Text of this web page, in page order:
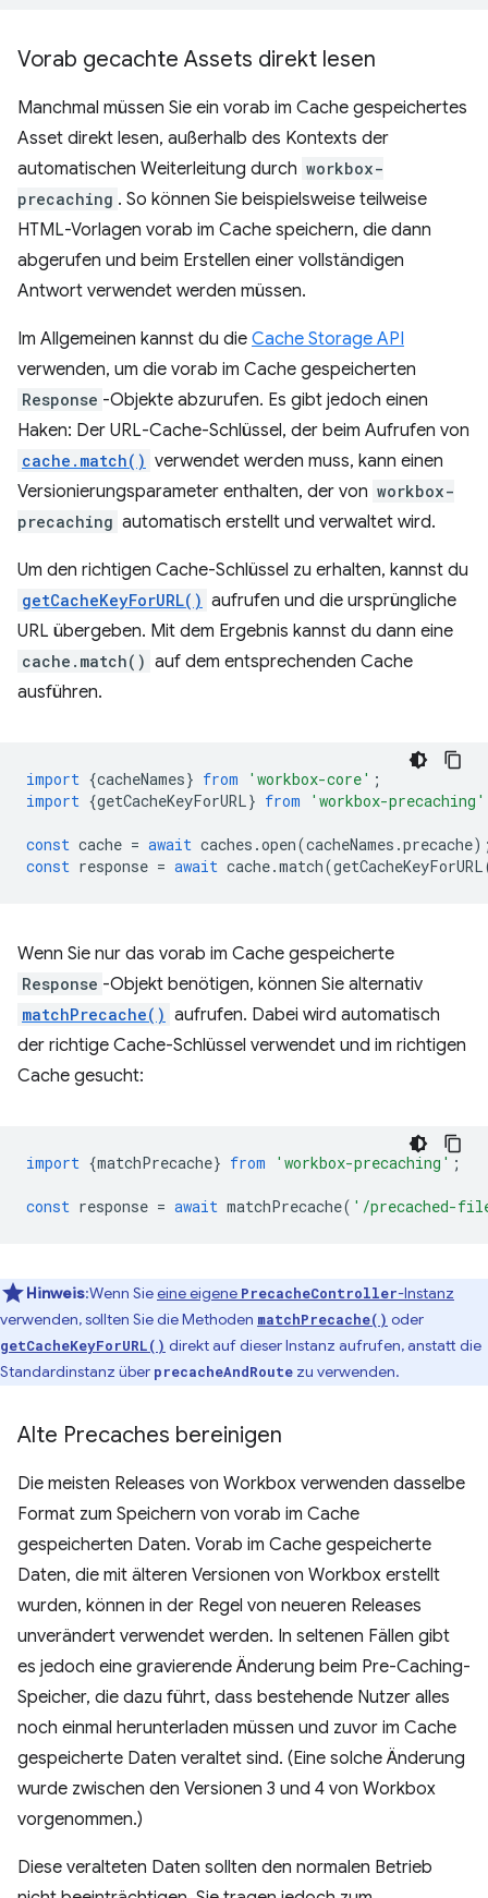
Vorab gecachte Assets direkt lesen
Manchmal müssen Sie ein vorab im Cache gespeichertes
Asset direkt lesen, außerhalb des Kontexts der
automatischen Weiterleitung durch workbox-
precaching . So können Sie beispielsweise teilweise
HTML-Vorlagen vorab im Cache speichern, die dann
abgerufen und beim Erstellen einer vollständigen
Antwort verwendet werden müssen.
Im Allgemeinen kannst du die Cache Storage API
verwenden, um die vorab im Cache gespeicherten
Response -Objekte abzurufen. Es gibt jedoch einen
Haken: Der URL-Cache-Schlüssel, der beim Aufrufen von
cache.match() verwendet werden muss, kann einen
Versionierungsparameter enthalten, der von workbox-
precaching automatisch erstellt und verwaltet wird.
Um den richtigen Cache-Schlüssel zu erhalten, kannst du
getCacheKeyForURL() aufrufen und die ursprüngliche
URL übergeben. Mit dem Ergebnis kannst du dann eine
cache.match() auf dem entsprechenden Cache
ausführen.
import {cacheNames} from 'workbox-core' ;
import {getCacheKeyForURL} from 'workbox-precaching'
const cache = await caches .open(cacheNames .precache
const response = await cache.match(getCacheKeyForURL
Wenn Sie nur das vorab im Cache gespeicherte
Response -Objekt benötigen, können Sie alternativ
matchPrecache() aufrufen. Dabei wird automatisch
der richtige Cache-Schlüssel verwendet und im richtigen
Cache gesucht:
import {matchPrecache} from 'workbox-precaching' ;
const response = await matchPrecache( '/precached-
Hinweis:Wenn Sieeine eigene PrecacheController-Instanz
verwenden, sollten Sie die Methoden matchPrecache() oder
getCacheKeyForURL() direkt auf dieser Instanz aufrufen, anstatt die
Standardinstanz über precacheAndRoute zu verwenden.
Alte Precaches bereinigen
Die meisten Releases von Workbox verwenden dasselbe
Format zum Speichern von vorab im Cache
gespeicherten Daten. Vorab im Cache gespeicherte
Daten, die mit älteren Versionen von Workbox erstellt
wurden, können in der Regel von neueren Releases
unverändert verwendet werden. In seltenen Fällen gibt
es jedoch eine gravierende Änderung beim Pre-Caching-
Speicher, die dazu führt, dass bestehende Nutzer alles
noch einmal herunterladen müssen und zuvor im Cache
gespeicherte Daten veraltet sind. (Eine solche Änderung
wurde zwischen den Versionen 3 und 4 von Workbox
vorgenommen.)
Diese veralteten Daten sollten den normalen Betrieb